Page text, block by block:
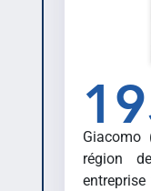
Giacomo
région
entreprise